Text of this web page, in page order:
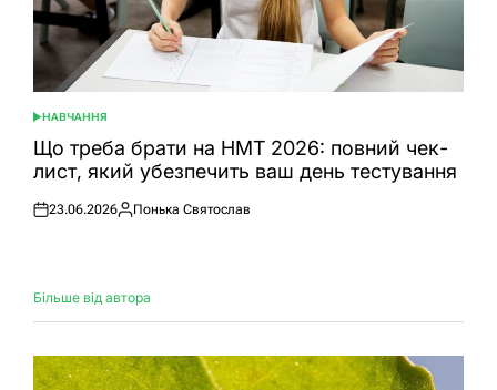
ОПУБЛІКУВАТИ
У
НАВЧАННЯ
Що треба брати на НМТ 2026: повний чек-
лист, який убезпечить ваш день тестування
Оприлюднено
23.06.2026
Опубліковано
Понька Святослав
Більше від автора